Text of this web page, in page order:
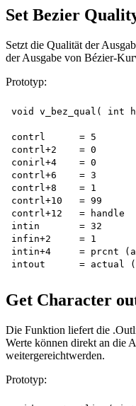
Set Bezier
Setzt die Qualität der
der Ausgabe von Bézier-
Prototyp:
void v_bez_qual(
contrl      = 5
contrl+2    = 0
conirl+4    = 0
contrl+6    = 3
contrl+8    = 1
contrl+10   = 99
contrl+12   = handle
intin       = 32
infin+2     = 1
intin+4     = prcnt
Get Character
Die Funktion liefert die
Werte können direkt an die
weitergereichtwerden.
Prototyp: